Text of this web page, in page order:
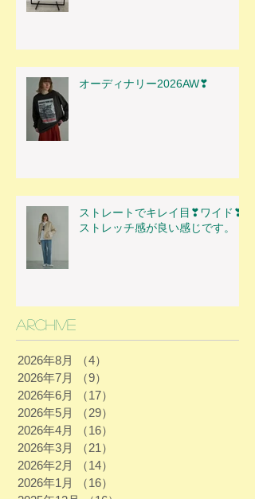
オーディナリー2026AW❣
ストレートでキレイ目❣ワイド❣
ストレッチ感が良い感じです。
Archive
2026年8月 （4）
2026年7月
（9）
2026年6月
（17）
2026年5月
（29）
2026年4月
（16）
2026年3月
（21）
2026年2月
（14）
2026年1月
（16）